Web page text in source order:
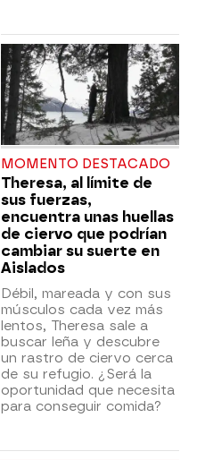
MOMENTO DESTACADO
Theresa, al límite de
sus fuerzas,
encuentra unas huellas
de ciervo que podrían
cambiar su suerte en
Aislados
Débil, mareada y con sus
músculos cada vez más
lentos, Theresa sale a
buscar leña y descubre
un rastro de ciervo cerca
de su refugio. ¿Será la
oportunidad que necesita
para conseguir comida?